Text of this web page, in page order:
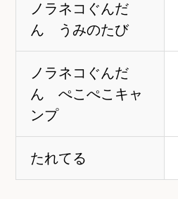
ノラネコぐんだ
ん うみのたび
ノラネコぐんだ
ん ぺこぺこキャ
ンプ
たれてる